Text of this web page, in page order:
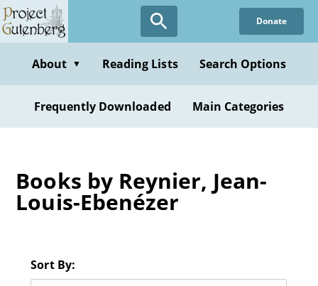
Skip
to
content
Donate
About ▼ Reading Lists Search Options
Frequently Downloaded Main Categories
Books by Reynier, Jean-
Louis-Ebenézer
Sort By: